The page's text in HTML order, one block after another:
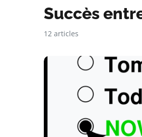
Succès
12 articles